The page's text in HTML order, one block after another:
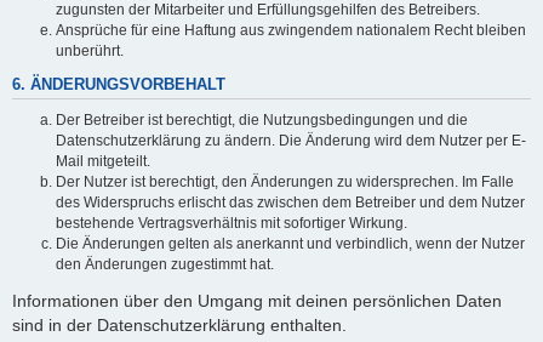
zugunsten der Mitarbeiter und Erfüllungsgehilfen des Betreibers.
Ansprüche für eine Haftung aus zwingendem nationalem Recht bleiben
unberührt.
6. ÄNDERUNGSVORBEHALT
Der Betreiber ist berechtigt, die Nutzungsbedingungen und die
Datenschutzerklärung zu ändern. Die Änderung wird dem Nutzer per E-
Mail mitgeteilt.
Der Nutzer ist berechtigt, den Änderungen zu widersprechen. Im Falle
des Widerspruchs erlischt das zwischen dem Betreiber und dem Nutzer
bestehende Vertragsverhältnis mit sofortiger Wirkung.
Die Änderungen gelten als anerkannt und verbindlich, wenn der Nutzer
den Änderungen zugestimmt hat.
Informationen über den Umgang mit deinen persönlichen Daten
sind in der Datenschutzerklärung enthalten.